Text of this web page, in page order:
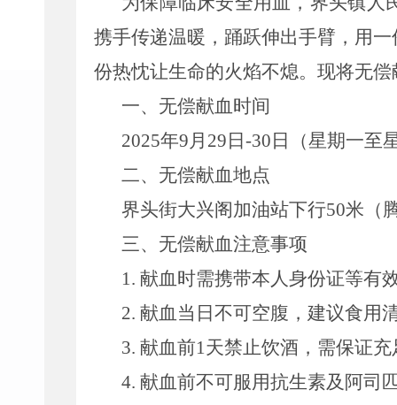
携手传递温暖，踊跃伸出手臂，用
份热忱让生命的火焰不熄。现将无
一、无偿献血时间
2025年9月 29 日 -30 日（星期一至
二、无偿献血地点
界头街大兴阁加油站下行50米（
三、无偿献血注意事项
1. 献血时需携带本人身份证等有
2. 献血当日不可空腹，建议食用
3. 献血前1天禁止饮酒，需保证
4. 献血前不可服用抗生素及阿司